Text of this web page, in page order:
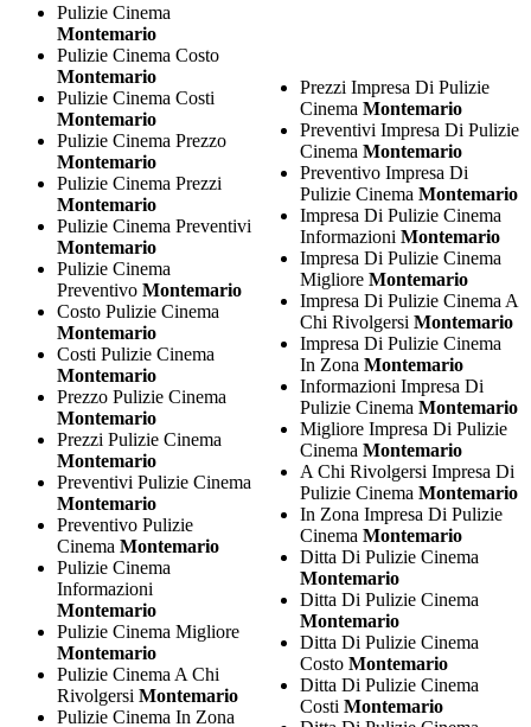
Pulizie Cinema
Montemario
Pulizie Cinema Costo
Montemario
Pulizie Cinema Costi
Montemario
Pulizie Cinema Prezzo
Montemario
Pulizie Cinema Prezzi
Montemario
Pulizie Cinema Preventivi
Montemario
Pulizie Cinema
Preventivo Montemario
Costo Pulizie Cinema
Montemario
Costi Pulizie Cinema
Montemario
Prezzo Pulizie Cinema
Montemario
Prezzi Pulizie Cinema
Montemario
Preventivi Pulizie Cinema
Montemario
Preventivo Pulizie
Cinema Montemario
Pulizie Cinema
Informazioni
Montemario
Pulizie Cinema Migliore
Montemario
Pulizie Cinema A Chi
Rivolgersi Montemario
Pulizie Cinema In Zona
Prezzi Impresa Di Pulizie
CinemaMontemario
Preventivi Impresa Di Pulizie
CinemaMontemario
Preventivo Impresa Di
Pulizie CinemaMontemario
Impresa Di Pulizie Cinema
InformazioniMontemario
Impresa Di Pulizie Cinema
MiglioreMontemario
Impresa Di Pulizie Cinema A
Chi RivolgersiMontemario
Impresa Di Pulizie Cinema
In ZonaMontemario
Informazioni Impresa Di
Pulizie CinemaMontemario
Migliore Impresa Di Pulizie
CinemaMontemario
A Chi Rivolgersi Impresa Di
Pulizie CinemaMontemario
In Zona Impresa Di Pulizie
CinemaMontemario
Ditta Di Pulizie Cinema
Montemario
Ditta Di Pulizie Cinema
Montemario
Ditta Di Pulizie Cinema
CostoMontemario
Ditta Di Pulizie Cinema
CostiMontemario